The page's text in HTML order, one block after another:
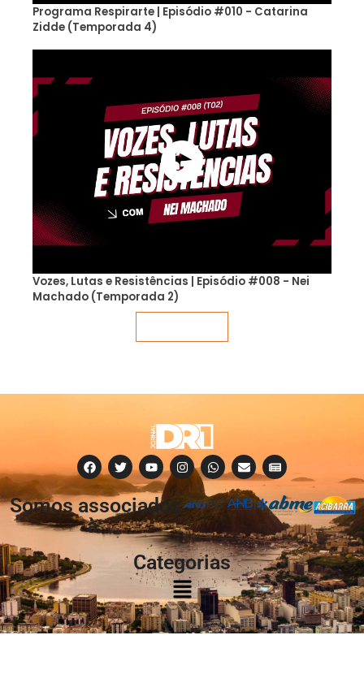
Programa Respirarte | Episódio #010 - Catarina
Zidde (Temporada 4)
Vozes, Lutas e Resistências | Episódio #008 - Nei
Machado (Temporada 2)
Somos associados
à:
Categorias